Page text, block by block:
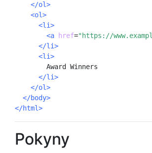
</ol>
<ol>
<li>
<a
href="https://
</li>
<li>
Award Winners
</li>
</ol>
</body>
</html>
Pokyny